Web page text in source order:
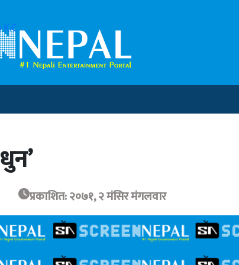
प्रकाशित: २०७१, २ मंसिर मंगलवार